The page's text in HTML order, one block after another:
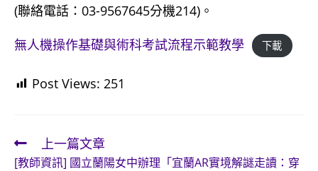
(聯絡電話：03-9567645分機214)。
無人機操作基礎與術科考試流程示範教學
下載
Post Views: 251
Read上一篇文章
[教師資訊] 國立蘭陽女中辦理「宜蘭AR實境解謎走讀：穿